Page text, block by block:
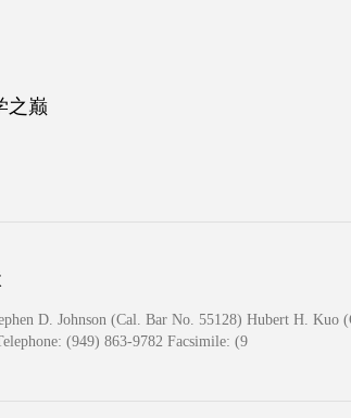
之巅
D. Johnson (Cal. Bar No. 55128) Hubert H. Kuo
(949) 863-9782 Facsimile: (9